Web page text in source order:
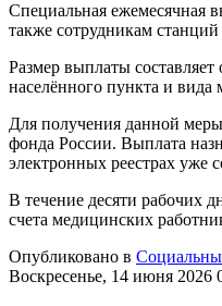
Специальная ежемесячная
также сотрудникам
Размер выплаты
населённого пункта и
Для получения данной
фонда России. Выплата
электронных реестрах уже
В течение десяти рабочих
счета медицинских
Опубликовано в
Воскресенье, 14 июня 2026